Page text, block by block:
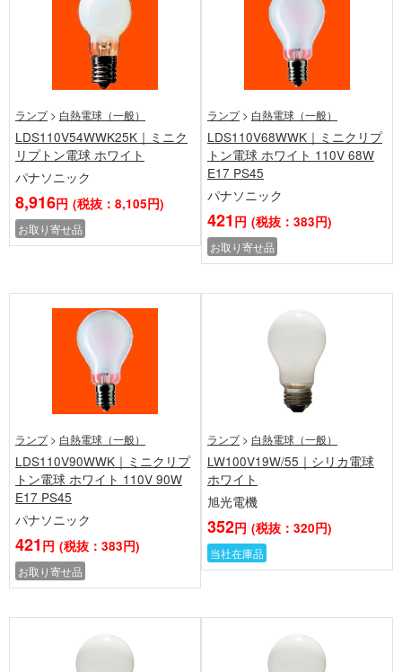
ランプ > 白熱電球（一般）
LDS110V54WWK25K｜ミニク
リプトン電球 ホワイト
パナソニック
8,916円 (税抜：8,105円)
お取り寄せ品
ランプ > 白熱電球（一般）
LDS110V68WWK｜ミニクリプ
トン電球 ホワイト 110V 68W
E17 PS45
パナソニック
421 円 (税抜：383円)
お取り寄せ品
ランプ > 白熱電球（一般）
LDS110V90WWK｜ミニクリプ
トン電球 ホワイト 110V 90W
E17 PS45
パナソニック
421 円 (税抜：383円)
お取り寄せ品
ランプ > 白熱電球（一般）
LW100V19W/55｜シリカ電球
ホワイト
旭光電機
352円 (税抜：320円)
当社在庫品